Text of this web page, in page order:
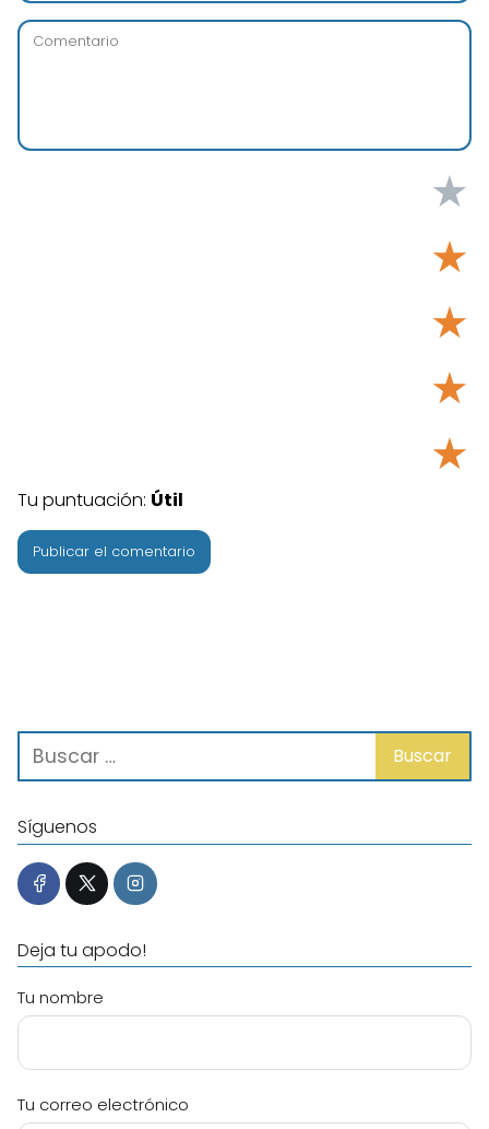
★
★
★
★
★
Tu puntuación: Útil
Síguenos
Deja tu apodo!
Tu nombre
Tu correo electrónico